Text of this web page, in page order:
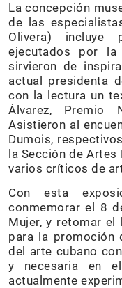
La concepción
de las
Olivera)
ejecutados por
sirvieron de
actual presidenta
con la lectura un
Álvarez, Premio
Asistieron al
Dumois,
la Sección de
varios críticos de
Con esta
conmemorar el 8
Mujer, y retomar
para la promoción
del arte cubano
y necesaria en
actualmente